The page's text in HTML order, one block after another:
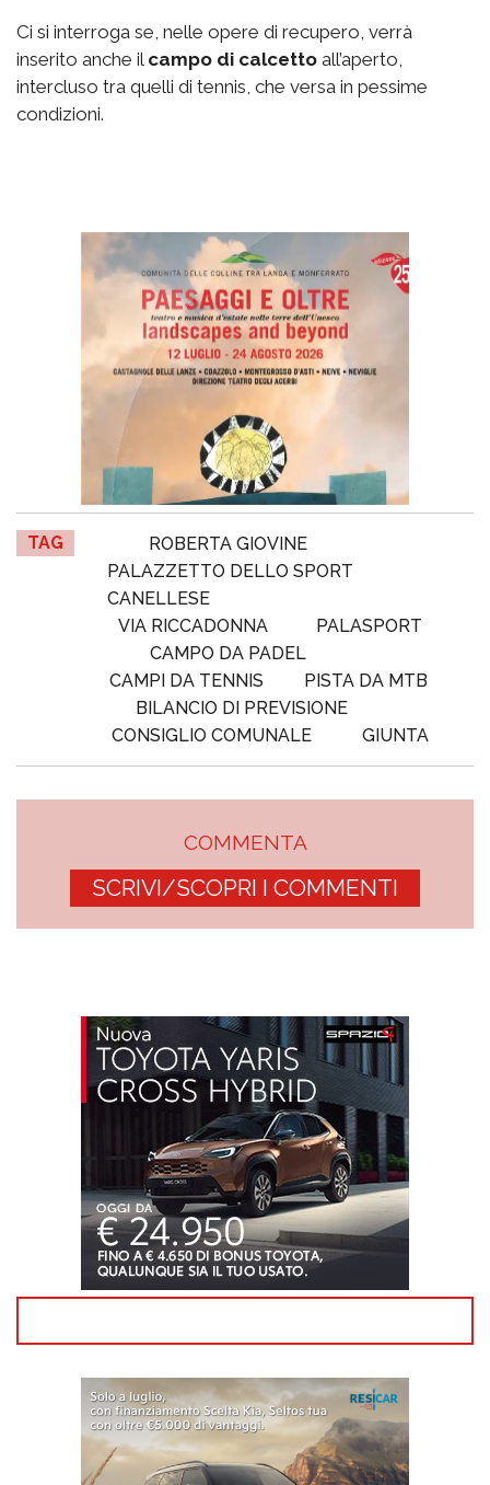
Ci si interroga se, nelle opere di recupero, verrà
inserito anche il campo di calcetto all’aperto,
intercluso tra quelli di tennis, che versa in pessime
condizioni.
TAG
ROBERTA GIOVINE
PALAZZETTO DELLO SPORT
CANELLESE
VIA RICCADONNA
PALASPORT
CAMPO DA PADEL
CAMPI DA TENNIS
PISTA DA MTB
BILANCIO DI PREVISIONE
CONSIGLIO COMUNALE
GIUNTA
COMMENTA
SCRIVI/SCOPRI I COMMENTI